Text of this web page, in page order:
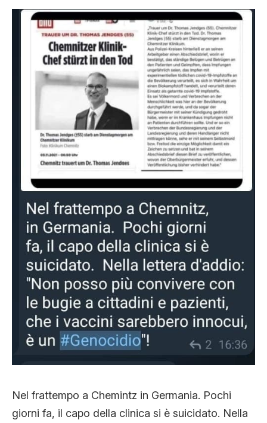
Nel frattempo a Chemintz in Germania. Pochi
giorni fa, il capo della clinica si è suicidato. Nella